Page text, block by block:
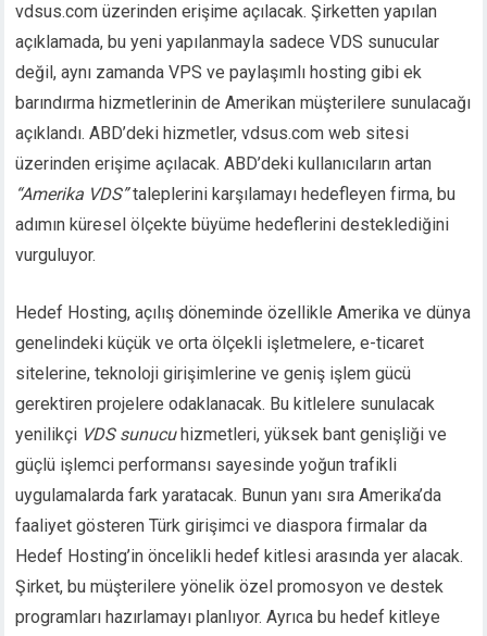
vdsus.com üzerinden erişime açılacak. Şirketten yapılan
açıklamada, bu yeni yapılanmayla sadece VDS sunucular
değil, aynı zamanda VPS ve paylaşımlı hosting gibi ek
barındırma hizmetlerinin de Amerikan müşterilere sunulacağı
açıklandı. ABD’deki hizmetler, vdsus.com web sitesi
üzerinden erişime açılacak. ABD’deki kullanıcıların artan
“Amerika VDS”taleplerini karşılamayı hedefleyen firma, bu
adımın küresel ölçekte büyüme hedeflerini desteklediğini
vurguluyor.
Hedef Hosting, açılış döneminde özellikle Amerika ve dünya
genelindeki küçük ve orta ölçekli işletmelere, e-ticaret
sitelerine, teknoloji girişimlerine ve geniş işlem gücü
gerektiren projelere odaklanacak. Bu kitlelere sunulacak
yenilikçi VDS sunucuhizmetleri, yüksek bant genişliği ve
güçlü işlemci performansı sayesinde yoğun trafikli
uygulamalarda fark yaratacak. Bunun yanı sıra Amerika’da
faaliyet gösteren Türk girişimci ve diaspora firmalar da
Hedef Hosting’in öncelikli hedef kitlesi arasında yer alacak.
Şirket, bu müşterilere yönelik özel promosyon ve destek
programları hazırlamayı planlıyor. Ayrıca bu hedef kitleye